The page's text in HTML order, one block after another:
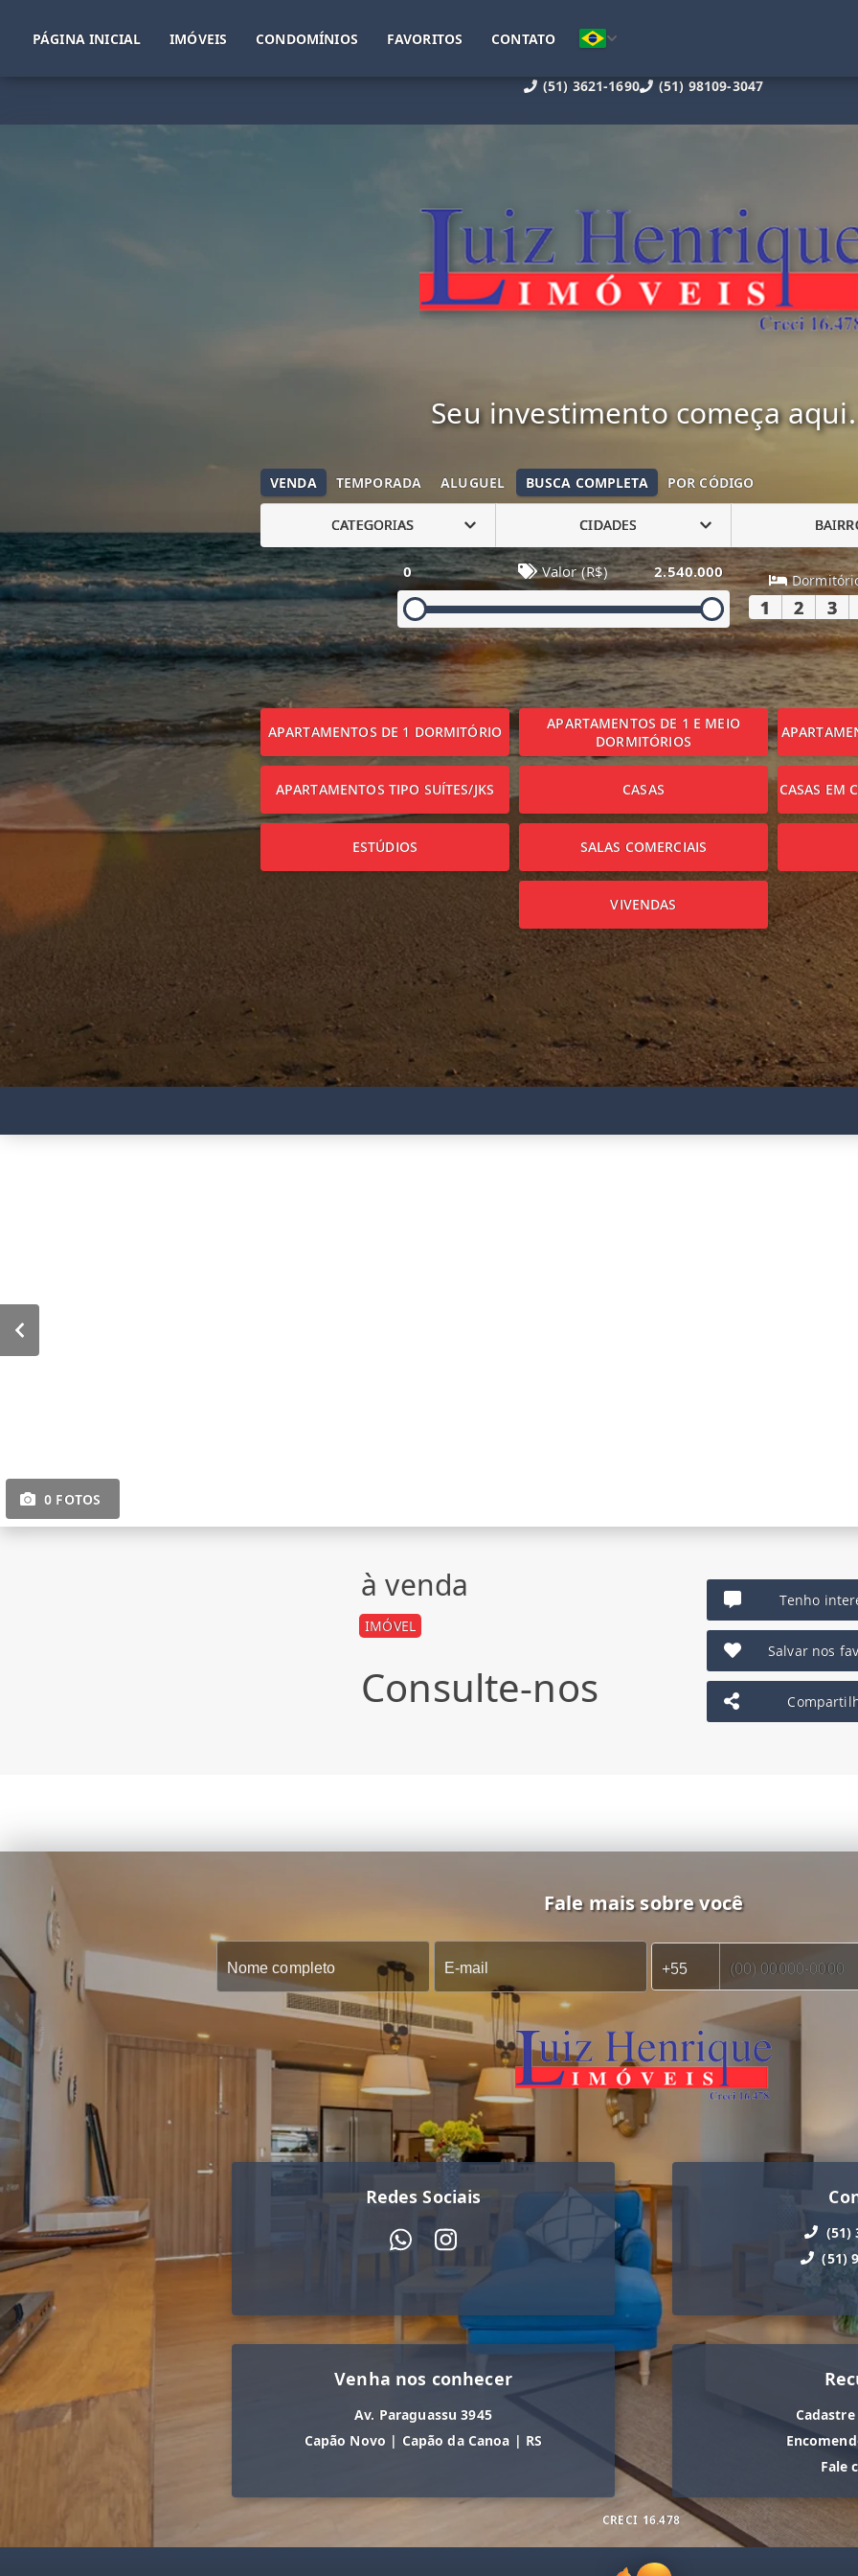
(51) 3621-1690 (51) 98109-3047
PÁGINA INICIAL IMÓVEIS CONDOMÍNIOS FAVORITOS CONTATO
Seu investimento começa aqui.
VENDA TEMPORADA ALUGUEL BUSCA COMPLETA POR CÓDIGO
CATEGORIAS CIDADES
0 Valor (R$) 2.540.000
1 2 3
APARTAMENTOS DE 1 DORMITÓRIO
APARTAMENTOS DE 1 E MEIO
DORMITÓRIOS
APARTAMENTOS TIPO SUÍTES/JKS CASAS CASAS EM
ESTÚDIOS SALAS COMERCIAIS
VIVENDAS
0 FOTOS
à venda
IMÓVEL
Consulte-nos
Tenho
Salvar nos
Fale mais sobre você
Redes Sociais
(51)
(51)
Venha nos conhecer
Av. Paraguassu 3945
Capão Novo | Capão da Canoa | RS
Fale
CRECI 16.478